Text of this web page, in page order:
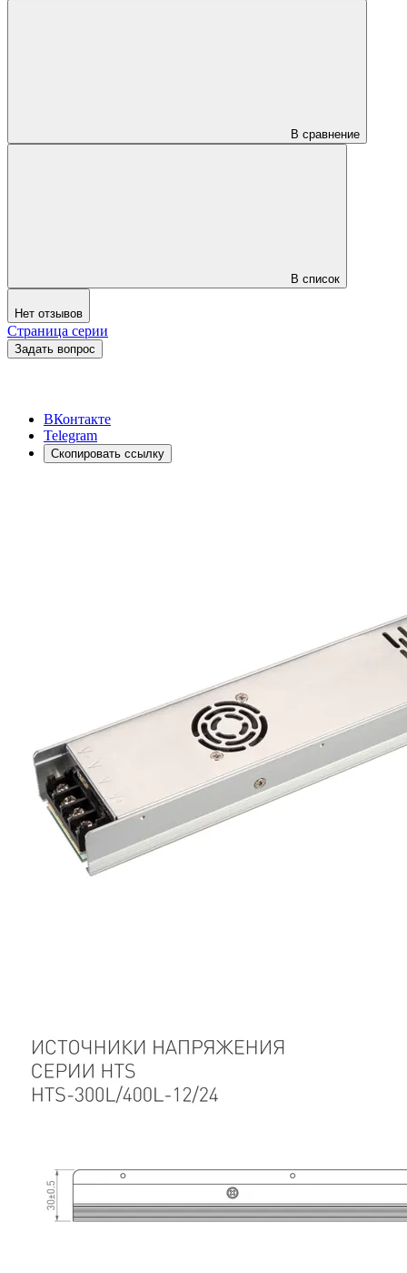
В сравнение
В список
Нет отзывов
Страница серии
Задать вопрос
ВКонтакте
Telegram
Скопировать ссылку